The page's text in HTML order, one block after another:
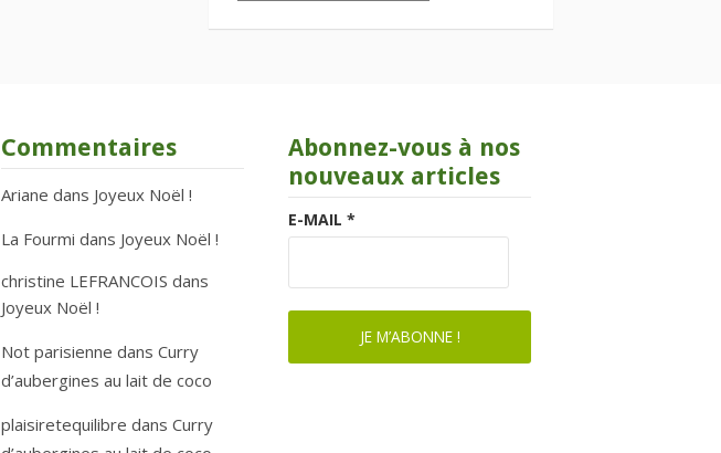
Commentaires
Ariane dans Joyeux Noël !
La Fourmi dans Joyeux Noël !
christine LEFRANCOIS dans
Joyeux Noël !
Not parisienne dans Curry
d’aubergines au lait de coco
plaisiretequilibre dans Curry
Abonnez-vous à nos
nouveaux articles
E-MAIL *